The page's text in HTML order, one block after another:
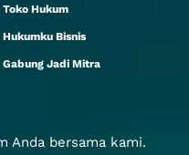
Toko Hukum
Hukumku Bisnis
Gabung Jadi Mitra
Anda bersama kami.